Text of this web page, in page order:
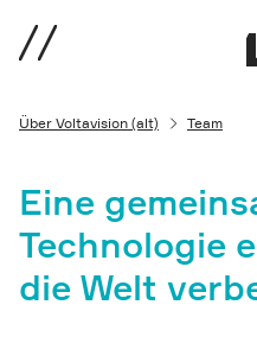
Über Voltavision (alt) Team
Eine
Technologie
die Welt